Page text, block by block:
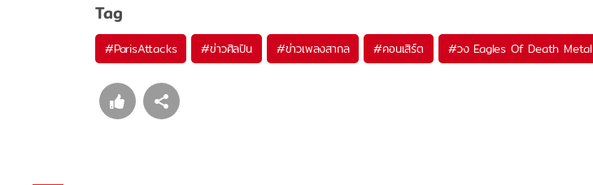
Tag
#ParisAttacks #ข่าวศิลปิน #ข่าวเพลงสากล #คอนเสิร์ต #วง Eagles Of Death Metal